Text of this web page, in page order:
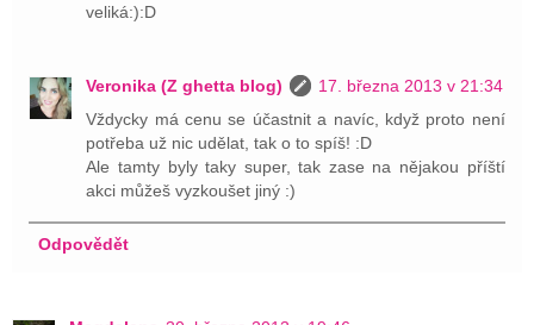
veliká:):D
Veronika (Z ghetta blog)
17. března 2013 v 21:34
Vždycky má cenu se účastnit a navíc, když proto není
potřeba už nic udělat, tak o to spíš! :D
Ale tamty byly taky super, tak zase na nějakou příští
akci můžeš vyzkoušet jiný :)
Odpovědět